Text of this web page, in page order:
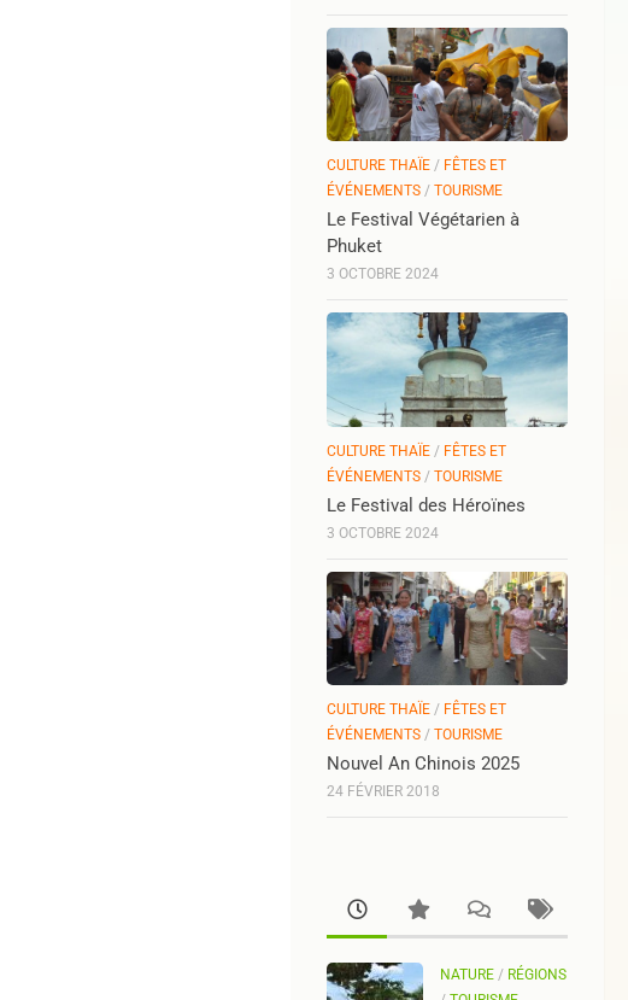
CULTURE THAÏE / FÊTES ET
ÉVÉNEMENTS / TOURISME
Le Festival Végétarien à
Phuket
3 OCTOBRE 2024
CULTURE THAÏE / FÊTES ET
ÉVÉNEMENTS / TOURISME
Le Festival des Héroïnes
3 OCTOBRE 2024
CULTURE THAÏE / FÊTES ET
ÉVÉNEMENTS / TOURISME
Nouvel An Chinois 2025
24 FÉVRIER 2018
NATURE / RÉGIONS